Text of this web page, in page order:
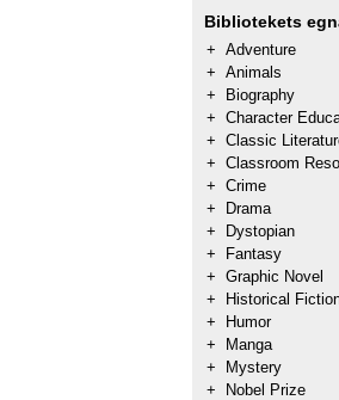
Bibliotekets
+ Adventure
+ Animals
+
Biography
+ Character
+ Classic
+ Classroom
+ Crime
+
Drama
+
Dystopian
+
Fantasy
+ Graphic Novel
+
Historical
+
Humor
+
Manga
+
Mystery
+
Nobel Prize